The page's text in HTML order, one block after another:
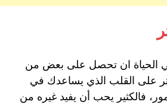
في الحياة ان تحصل على بعض من
على القلب الذي يساعدك في
فالكثير يحب أن يفيد غيره من